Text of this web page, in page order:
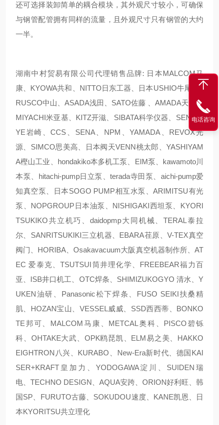
还可选择装卸简单的耦合模块，其外观尺寸较小，可确保
与钢管配管拥有同样的流量，且外观尺寸只有钢管的大约
一半。
湖南中村贸易有限公司代理销售品牌: 日本MALCOM马
康、KYOWA共和、NITTO日东工器、日本USHIO牛尾、T
RUSCO中山、ASADA浅田、SATO佐藤 、AMADA天田、
MIYACHI米亚基、KITZ开滋、SIBATA科学仪器、SEN、E
YE岩崎、CCS、SENA、NPM、YAMADA、REVOX光
源、SIMCO思美高、日本阀天VENN桃太郎、YASHIYAM
A樫山工业、hondakiko本多机工泵、EIM泵、kawamoto川
本泵、hitachi-pump日立泵、terada寺田泵、aichi-pump爱
知真空泵、日本SOGO PUMP相互水泵、ARIMITSU有光
泵、NOPGROUP日本油泵、NISHIGAKI西坦泵、KYORI
TSUKIKO共立机巧、daidopmp大同机械、TERAL泰拉
尔、SANRITSUKIKI三立机器、EBARA荏原、V-TEX真空
阀门、HORIBA、Osakavacuum大阪真空机器制作所、AT
EC 爱泰克、TSUTSUI筒井理化学、FREEBEAR福力百
亚、ISB井口机工、OTC焊条、SHIMIZUKOGYO 清水、Y
UKEN油研、Panasonic松下焊条、FUSO SEIKI扶桑精
肌、HOZAN宝山、VESSEL威威、SSD西西蒂、BONKO
TE邦可、MALCOM马康、METCAL奥科、PISCO碧铄
科、OHTAKE大武、OPK鸥琵凯、ELM易之美、HAKKO
EIGHTRON八兴、KURABO、New-Era新时代、德国KAI
SER+KRAFT皇加力、YODOGAWA淀川、SUIDEN瑞
电、TECHNO DESIGN、AQUA安跨、ORION好利旺、韩
国SP、FURUTO古藤、SOKUDOU速度、KANE凯恩、日
本KYORITSU共立理化
电话咨询